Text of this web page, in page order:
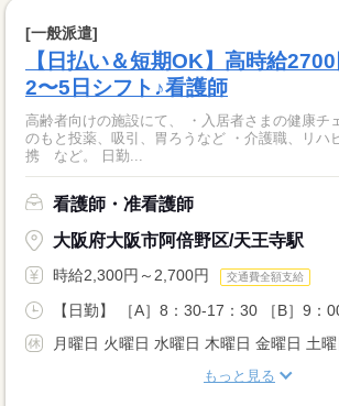
[一般派遣]
【日払い＆短期OK】高時給
2〜5日シフト♪看護師
高齢者向けの施設にて、 ・入居者さまの健康チ
のもと投薬、吸引、胃ろうなど ・介護職、リハ
携 など。 日勤...
看護師・准看護師
大阪府大阪市阿倍野区/天王寺駅
時給2,300円～2,700円 交通費全額支給
【日勤】 ［A］8：30-17：30 ［B］9：
月曜日 火曜日 水曜日 木曜日 金曜日 土
もっと見る